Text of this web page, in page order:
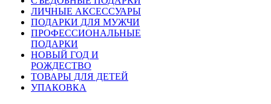
ЛИЧНЫЕ АКСЕССУАРЫ
ПОДАРКИ ДЛЯ МУЖЧИ
ПРОФЕССИОНАЛЬНЫЕ
ПОДАРКИ
НОВЫЙ ГОД И
РОЖДЕСТВО
ТОВАРЫ ДЛЯ ДЕТЕЙ
УПАКОВКА